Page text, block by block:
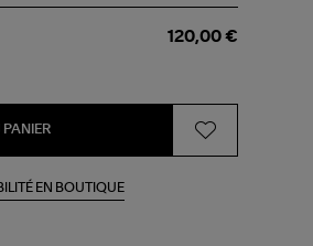
120,00 €
EN BOUTIQUE